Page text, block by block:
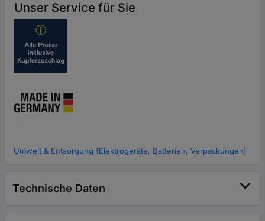
Unser Service für Sie
Umwelt & Entsorgung (Elektrogeräte, Batterien, Verpackungen)
Technische Daten